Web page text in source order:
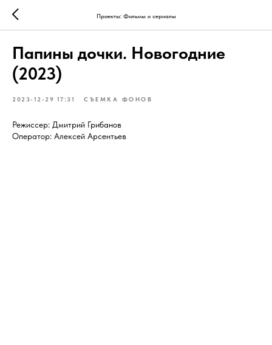
Проекты: Фильмы и сериалы
Папины дочки. Новогодние
(2023)
2023-12-29 17:31 СЪЕМКА ФОНОВ
Режиссер: Дмитрий Грибанов
Оператор: Алексей Арсентьев